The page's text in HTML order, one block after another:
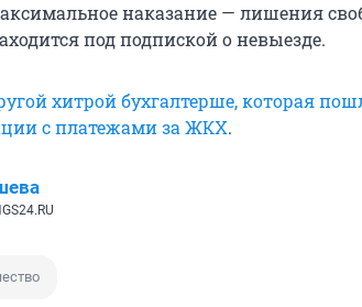
наказание — лишения
под подпиской о невыезде.
хитрой бухгалтерше, которая
с платежами за ЖКХ.